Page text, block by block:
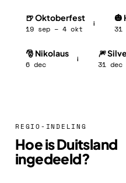
🍺 Oktoberfest
19 sep – 4 okt
i
🎃
31
🎅 Nikolaus
6 dec
i
🎆
31 dec
REGIO-INDELING
Hoe is Duitsland
ingedeeld?